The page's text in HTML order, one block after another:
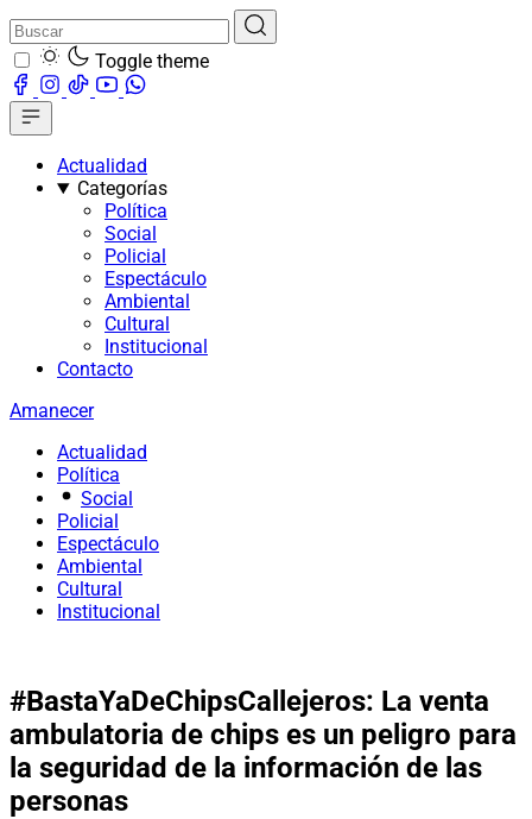
Toggle theme
Actualidad
Categorías
Política
Social
Policial
Espectáculo
Ambiental
Cultural
Institucional
Contacto
Amanecer
Actualidad
Política
Social
Policial
Espectáculo
Ambiental
Cultural
Institucional
#BastaYaDeChipsCallejeros: La venta
ambulatoria de chips es un peligro para
la seguridad de la información de las
personas